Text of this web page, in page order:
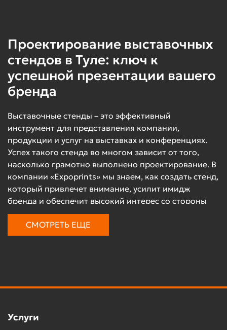
Проектирование выставочных
стендов в Туле: ключ к
успешной презентации вашего
бренда
Выставочные стенды – это эффективный
инструмент для представления компании,
продукции и услуг на выставках и конференциях.
Успех такого стенда во многом зависит от того,
насколько грамотно выполнено проектирование. В
компании «Expoprints» мы знаем, как создать стенд,
который привлечет внимание, усилит имидж
бренда и обеспечит высокий интерес со стороны
посетителей. В этой статье мы подробно
расскажем, как происходит проектирование
выставочных стендов, какие этапы включает этот
выставочных стендов важно
СМОТРЕТЬ ЕЩЕ
Услуги